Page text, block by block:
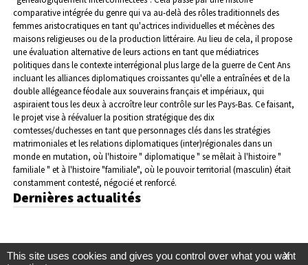
comparative intégrée du genre qui va au-delà des rôles traditionnels des
femmes aristocratiques en tant qu'actrices individuelles et mécènes des
maisons religieuses ou de la production littéraire. Au lieu de cela, il propose
une évaluation alternative de leurs actions en tant que médiatrices
politiques dans le contexte interrégional plus large de la guerre de Cent Ans
incluant les alliances diplomatiques croissantes qu'elle a entraînées et de la
double allégeance féodale aux souverains français et impériaux, qui
aspiraient tous les deux à accroître leur contrôle sur les Pays-Bas. Ce faisant,
le projet vise à réévaluer la position stratégique des dix
comtesses/duchesses en tant que personnages clés dans les stratégies
matrimoniales et les relations diplomatiques (inter)régionales dans un
monde en mutation, où l'histoire " diplomatique " se mêlait à l'histoire "
familiale " et à l'histoire "familiale", où le pouvoir territorial (masculin) était
constamment contesté, négocié et renforcé.
Dernières actualités
X
This site uses cookies and gives you control over what you want